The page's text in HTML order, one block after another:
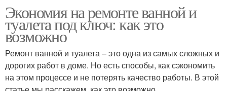
Экономия на ремонте ванной и
туалета под ключ: как это
возможно
Ремонт ванной и туалета – это одна из самых сложных и
дорогих работ в доме. Но есть способы, как сэкономить
на этом процессе и не потерять качество работы. В этой